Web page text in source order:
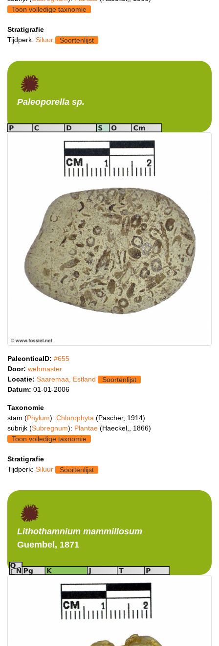
Toon volledige taxnomie
Stratigrafie
Tijdperk: Siluur Soortenlijst
Paleoporella sp.
PaleonticaID: #655
Door: webmaster
Locatie: Saaremaa, Estland
Soortenlijst
Datum: 01-01-2006
Taxonomie
stam (Phylum): Chlorophyta (Pascher, 1914)
subrijk (Subregnum): Plantae (Haeckel,, 1866)
Toon volledige taxnomie
Stratigrafie
Tijdperk: Siluur Soortenlijst
Lithothamnium mammillosum
Guembel, 1871